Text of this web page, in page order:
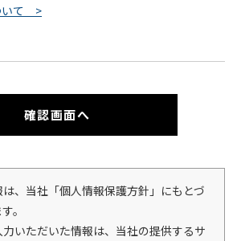
いて >
、当社「個人情報保護方針」にもとづ
。
いただいた情報は、当社の提供するサ